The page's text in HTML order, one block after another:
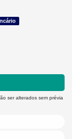
ser alterados sem prévia